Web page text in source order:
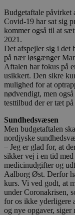
Budgetaftale påvirket
Covid-19 har sat sig
kommer også til at
2021.
Det afspejler sig i det
på nær løsgænger
Aftalen har fokus på
usikkert. Den sikre
mulighed for at
nødvendigt, men
testtilbud der er tæt på
Sundhedsvæsen
Men budgetaftalen
nordjyske
– Jeg er glad for, at
sikker vej i en tid
medicinudgifter og
Aalborg Øst. Derfor
kurs. Vi ved godt, at
under Coronakrisen,
for os ikke yderligere
og nye opgaver,